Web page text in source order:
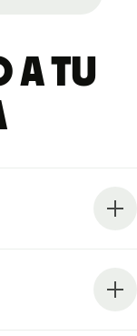
a tu